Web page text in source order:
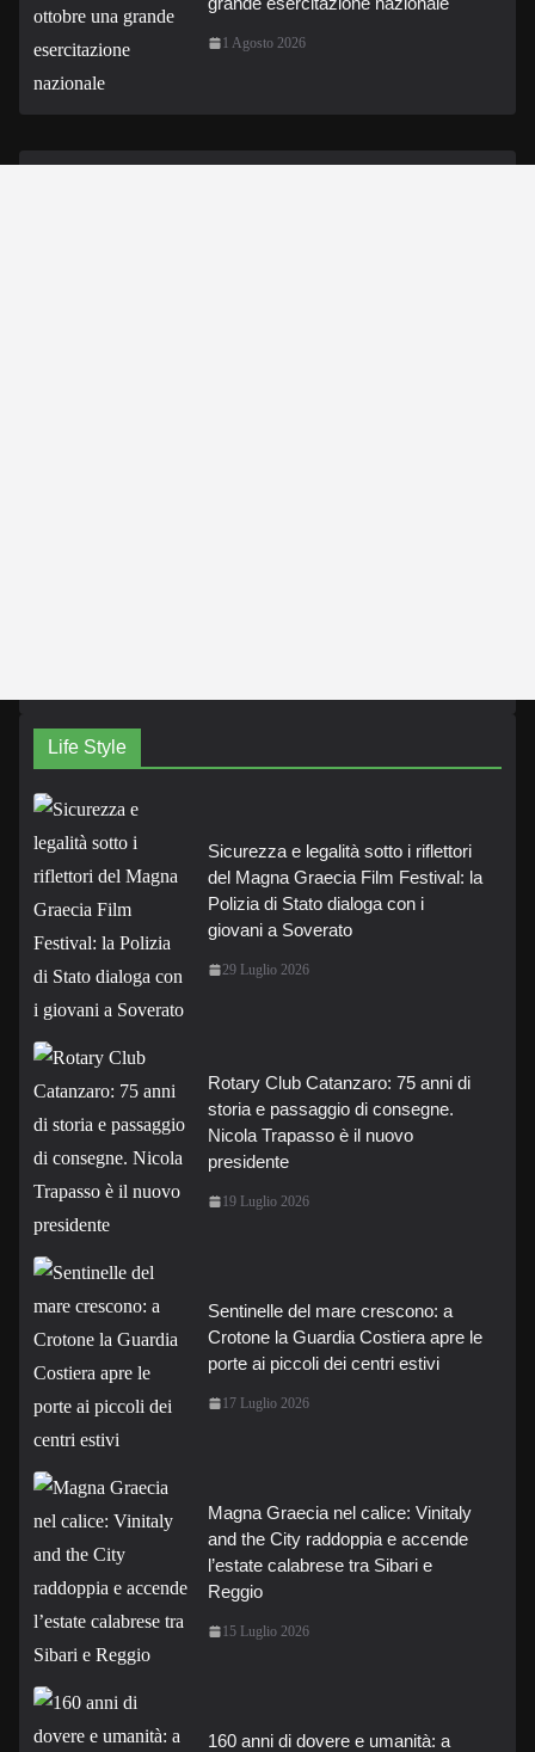
1 Agosto 2026
Life Style
Sicurezza e legalità sotto i riflettori
del Magna Graecia Film Festival: la
Polizia di Stato dialoga con i
giovani a Soverato
29 Luglio 2026
Rotary Club Catanzaro: 75 anni di
storia e passaggio di consegne.
Nicola Trapasso è il nuovo
presidente
19 Luglio 2026
Sentinelle del mare crescono: a
Crotone la Guardia Costiera apre le
porte ai piccoli dei centri estivi
17 Luglio 2026
Magna Graecia nel calice: Vinitaly
and the City raddoppia e accende
l’estate calabrese tra Sibari e
Reggio
15 Luglio 2026
160 anni di dovere e umanità: a